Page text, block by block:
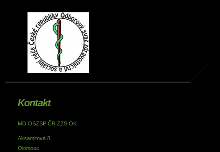
Kontakt
MO OSZSP ČR ZZS OK
Aksamitova 8
Olomouc